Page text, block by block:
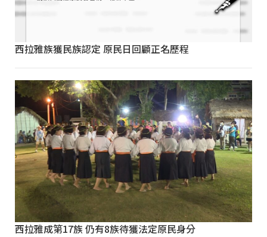
西拉雅族獲民族認定 原民日回顧正名歷程
西拉雅成第17族 仍有8族待獲法定原民身分